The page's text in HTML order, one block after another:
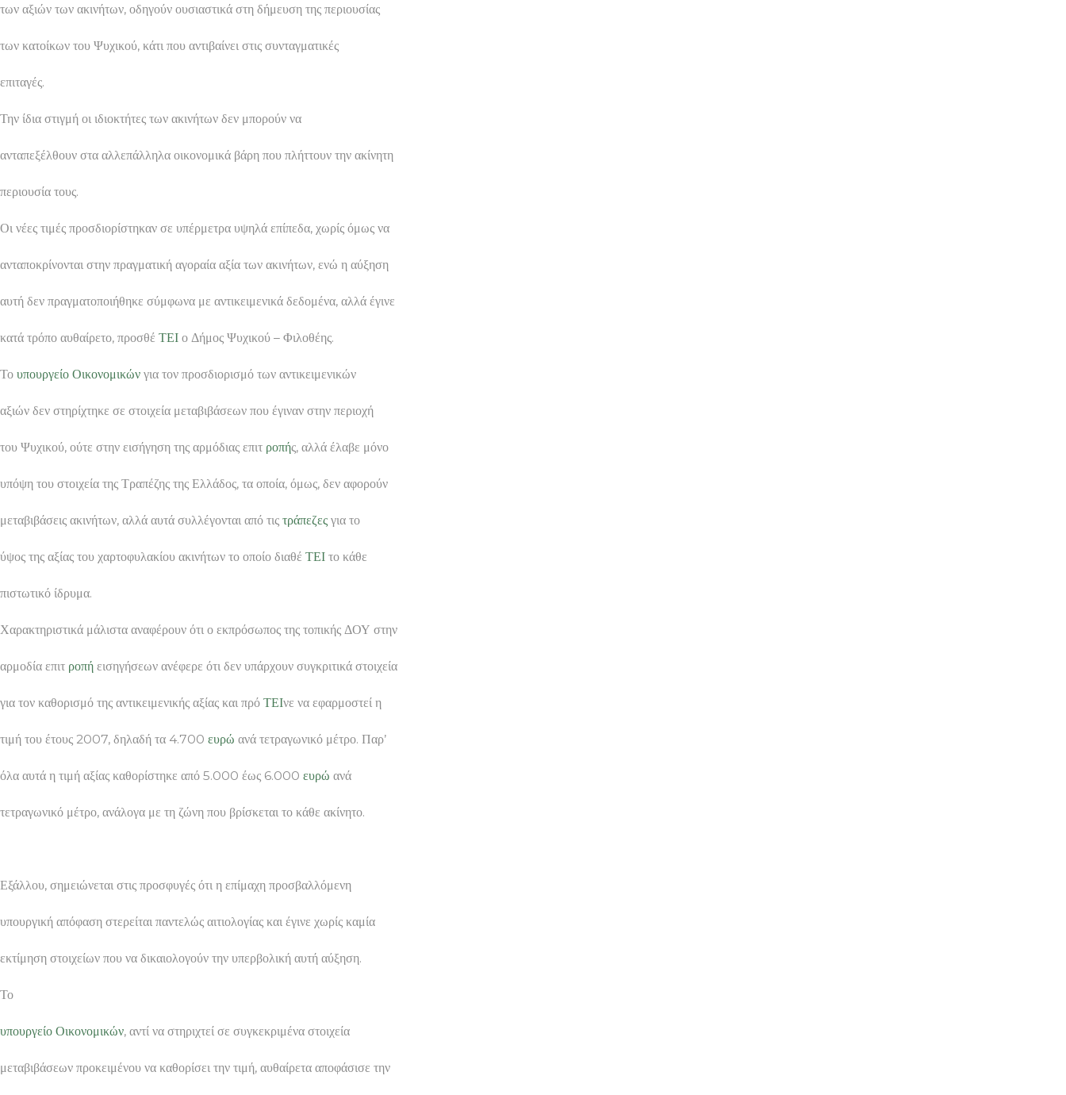
των αξιών των ακινήτων, οδηγούν ουσιαστικά στη δήμευση της περιουσίας
των κατοίκων του Ψυχικού, κάτι που αντιβαίνει στις συνταγματικές
επιταγές.
Την ίδια στιγμή οι ιδιοκτήτες των ακινήτων δεν μπορούν να
ανταπεξέλθουν στα αλλεπάλληλα οικονομικά βάρη που πλήττουν την ακίνητη
περιουσία τους.
Οι νέες τιμές προσδιορίστηκαν σε υπέρμετρα υψηλά επίπεδα, χωρίς όμως να
ανταποκρίνονται στην πραγματική αγοραία αξία των ακινήτων, ενώ η αύξηση
αυτή δεν πραγματοποιήθηκε σύμφωνα με αντικειμενικά δεδομένα, αλλά έγινε
κατά τρόπο αυθαίρετο, προσθέ ΤΕΙ ο Δήμος Ψυχικού – Φιλοθέης.
Το υπουργείο Οικονομικών για τον προσδιορισμό των αντικειμενικών
αξιών δεν στηρίχτηκε σε στοιχεία μεταβιβάσεων που έγιναν στην περιοχή
του Ψυχικού, ούτε στην εισήγηση της αρμόδιας επιτ ροπής, αλλά έλαβε μόνο
υπόψη του στοιχεία της Τραπέζης της Ελλάδος, τα οποία, όμως, δεν αφορούν
μεταβιβάσεις ακινήτων, αλλά αυτά συλλέγονται από τις τράπεζες για το
ύψος της αξίας του χαρτοφυλακίου ακινήτων το οποίο διαθέ ΤΕΙ το κάθε
πιστωτικό ίδρυμα.
Χαρακτηριστικά μάλιστα αναφέρουν ότι ο εκπρόσωπος της τοπικής ΔΟΥ στην
αρμοδία επιτ ροπή εισηγήσεων ανέφερε ότι δεν υπάρχουν συγκριτικά στοιχεία
για τον καθορισμό της αντικειμενικής αξίας και πρό ΤΕΙνε να εφαρμοστεί η
τιμή του έτους 2007, δηλαδή τα 4.700 ευρώ ανά τετραγωνικό μέτρο. Παρ’
όλα αυτά η τιμή αξίας καθορίστηκε από 5.000 έως 6.000 ευρώ ανά
τετραγωνικό μέτρο, ανάλογα με τη ζώνη που βρίσκεται το κάθε ακίνητο.
Εξάλλου, σημειώνεται στις προσφυγές ότι η επίμαχη προσβαλλόμενη
υπουργική απόφαση στερείται παντελώς αιτιολογίας και έγινε χωρίς καμία
εκτίμηση στοιχείων που να δικαιολογούν την υπερβολική αυτή αύξηση.
Το
υπουργείο Οικονομικών, αντί να στηριχτεί σε συγκεκριμένα στοιχεία
μεταβιβάσεων προκειμένου να καθορίσει την τιμή, αυθαίρετα αποφάσισε την